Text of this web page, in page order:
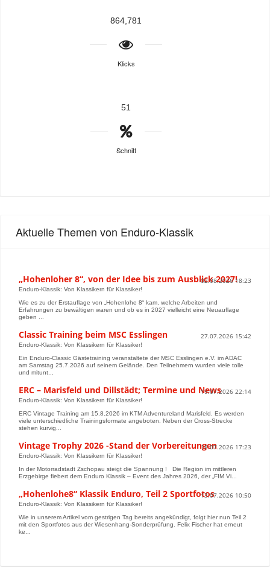
864,781
Klicks
51
Schnitt
Aktuelle Themen von Enduro-Klassik
„Hohenloher 8“, von der Idee bis zum Ausblick 2027!
02.08.2026 18:23
Enduro-Klassik: Von Klassikern für Klassiker!
Wie es zu der Erstauflage von „Hohenlohe 8“ kam, welche Arbeiten und
Erfahrungen zu bewältigen waren und ob es in 2027 vielleicht eine Neuauflage
geben ...
Classic Training beim MSC Esslingen 27.07.2026 15:42
Enduro-Klassik: Von Klassikern für Klassiker!
Ein Enduro-Classic Gästetraining veranstaltete der MSC Esslingen e.V. im ADAC
am Samstag 25.7.2026 auf seinem Gelände. Den Teilnehmern wurden viele tolle
und mitunt...
ERC – Marisfeld und Dillstädt; Termine und News19.07.2026 22:14
Enduro-Klassik: Von Klassikern für Klassiker!
ERC Vintage Training am 15.8.2026 im KTM Adventureland Marisfeld. Es werden
viele unterschiedliche Trainingsformate angeboten. Neben der Cross-Strecke
stehen kurvig...
Vintage Trophy 2026 -Stand der Vorbereitungen18.07.2026 17:23
Enduro-Klassik: Von Klassikern für Klassiker!
In der Motorradstadt Zschopau steigt die Spannung ! Die Region im mittleren
Erzgebirge fiebert dem Enduro Klassik – Event des Jahres 2026, der „FIM Vi...
„Hohenlohe8“ Klassik Enduro, Teil 2 Sportfotos13.07.2026 10:50
Enduro-Klassik: Von Klassikern für Klassiker!
Wie in unserem Artikel vom gestrigen Tag bereits angekündigt, folgt hier nun Teil 2
mit den Sportfotos aus der Wiesenhang-Sonderprüfung. Felix Fischer hat erneut
ke...